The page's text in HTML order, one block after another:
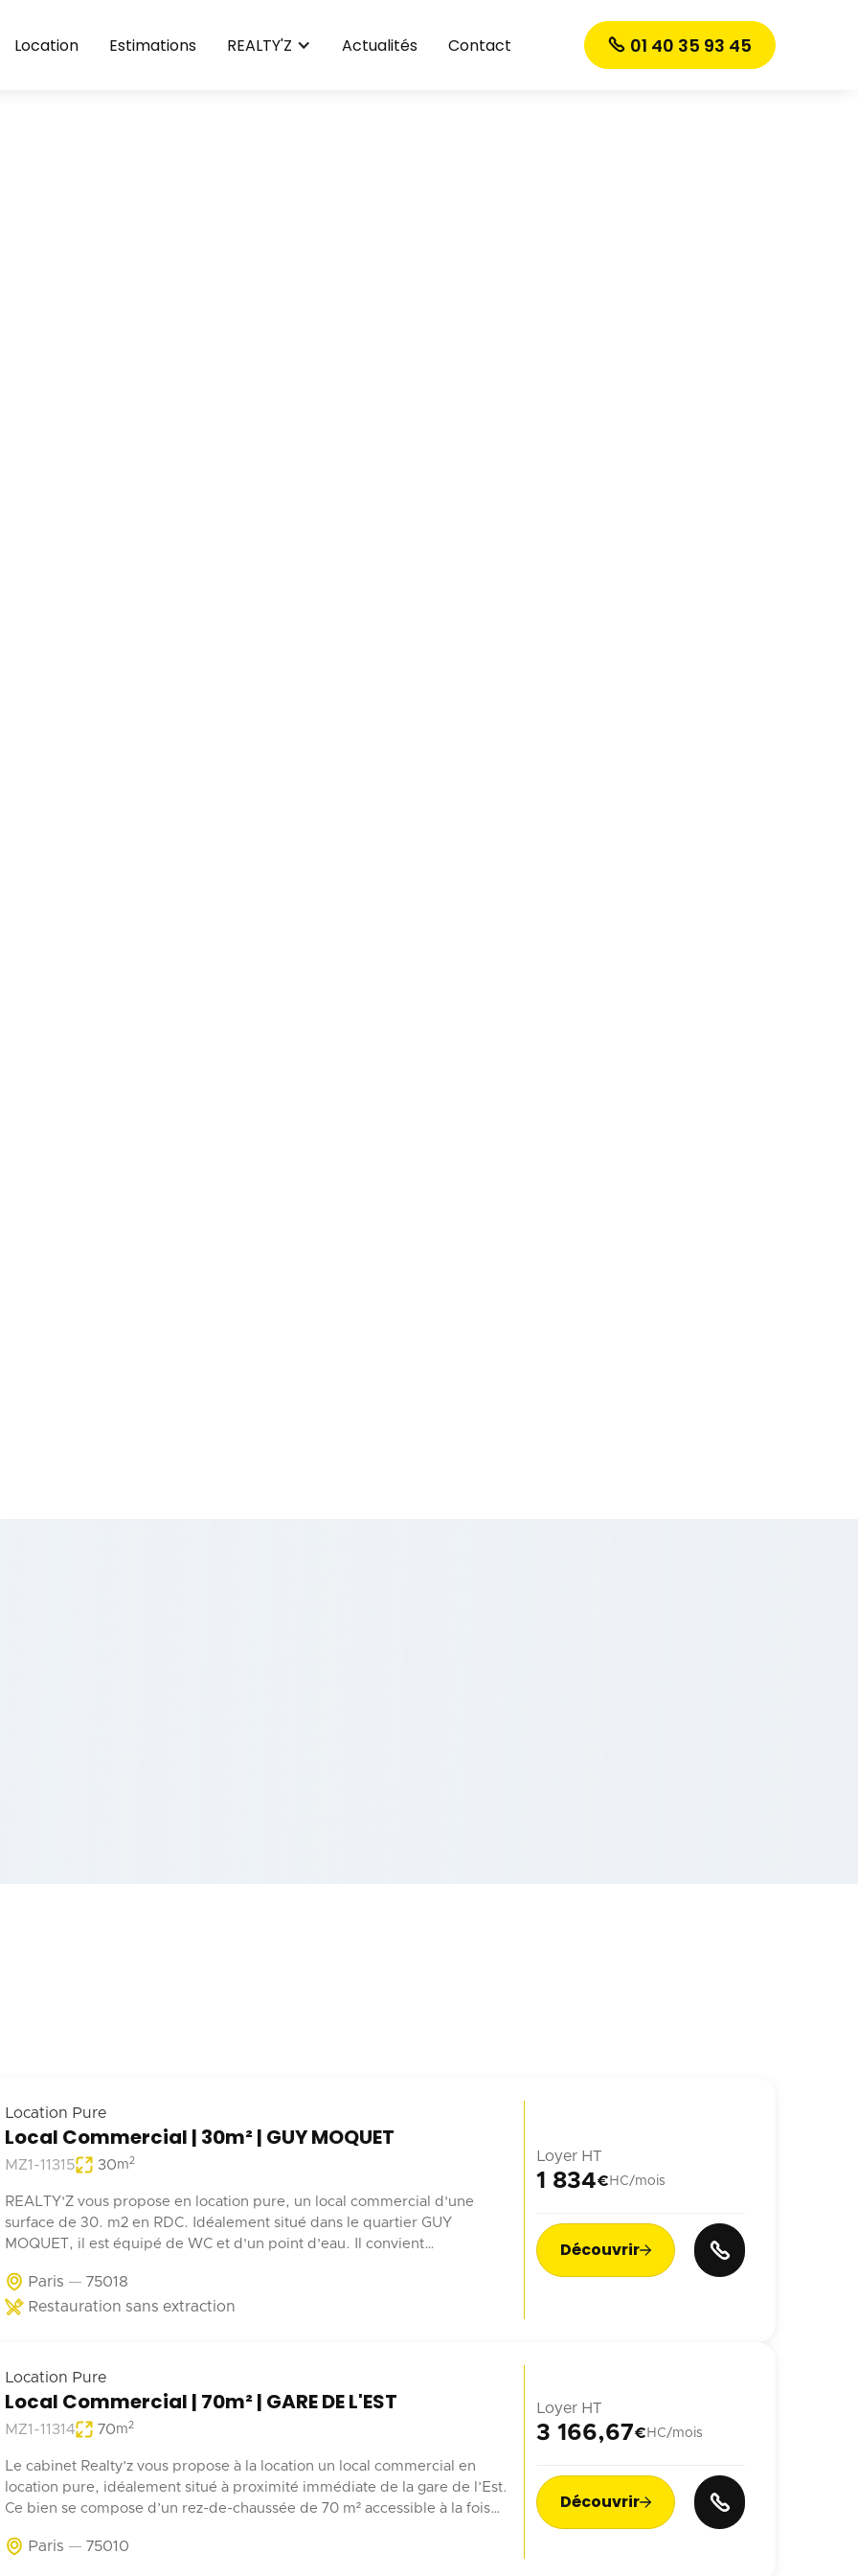
Location Estimations REALTY'Z Actualités Contact  01 40 35 93 45
Location Pure
Local Commercial | 30m² | GUY MOQUET
MZ1-11315 30m2
REALTY'Z vous propose en location pure, un local commercial d'une
surface de 30. m2 en RDC. Idéalement situé dans le quartier GUY
MOQUET, il est équipé de WC et d'un point d'eau. Il convient
Paris
75018
Restauration sans extraction
Loyer HT
1 834€ HC/mois
Découvrir 
Location Pure
Local Commercial | 70m² | GARE DE L'EST
MZ1-11314 70m2
Le cabinet Realty’z vous propose à la location un local commercial en
location pure, idéalement situé à proximité immédiate de la gare de l’Est.
Ce bien se compose d’un rez-de-chaussée de 70 m² accessible à la fois
emplacements de stationnement en sous-sol complètent ce bien.
Paris 75010
Loyer HT
3 166,67€ HC/mois
Découvrir 